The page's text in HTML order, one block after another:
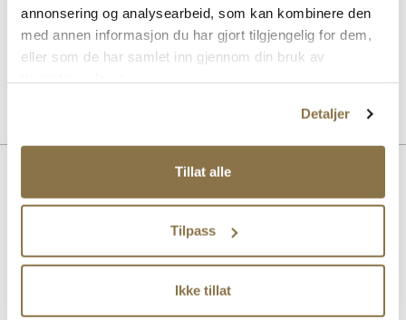
annonsering og analysearbeid, som kan kombinere den
med annen informasjon du har gjort tilgjengelig for dem,
eller som de har samlet inn gjennom din bruk av
Detaljer
Tillat alle
Tilpass
Ikke tillat
Rent naturprodukt, vegetabilsk garvet skinn av høy kvalitet. Sålen
holder skoene friske ved å absorbere fuktighet og redusere lukt.
Produktet er ideell for forretningssko og klassiske herresko.